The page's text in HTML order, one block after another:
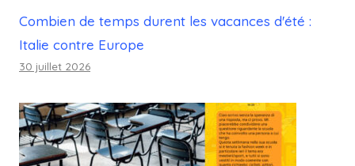
Combien de temps durent les vacances d'été :
Italie contre Europe
30 juillet 2026